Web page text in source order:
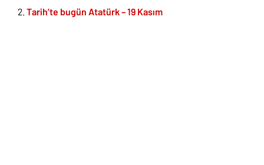
Tarih’te bugün Atatürk – 19 Kasım